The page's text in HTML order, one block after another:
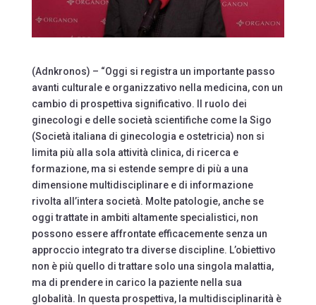
(Adnkronos) – “Oggi si registra un importante passo
avanti culturale e organizzativo nella medicina, con un
cambio di prospettiva significativo. Il ruolo dei
ginecologi e delle società scientifiche come la Sigo
(Società italiana di ginecologia e ostetricia) non si
limita più alla sola attività clinica, di ricerca e
formazione, ma si estende sempre di più a una
dimensione multidisciplinare e di informazione
rivolta all’intera società. Molte patologie, anche se
oggi trattate in ambiti altamente specialistici, non
possono essere affrontate efficacemente senza un
approccio integrato tra diverse discipline. L’obiettivo
non è più quello di trattare solo una singola malattia,
ma di prendere in carico la paziente nella sua
globalità. In questa prospettiva, la multidisciplinarità è